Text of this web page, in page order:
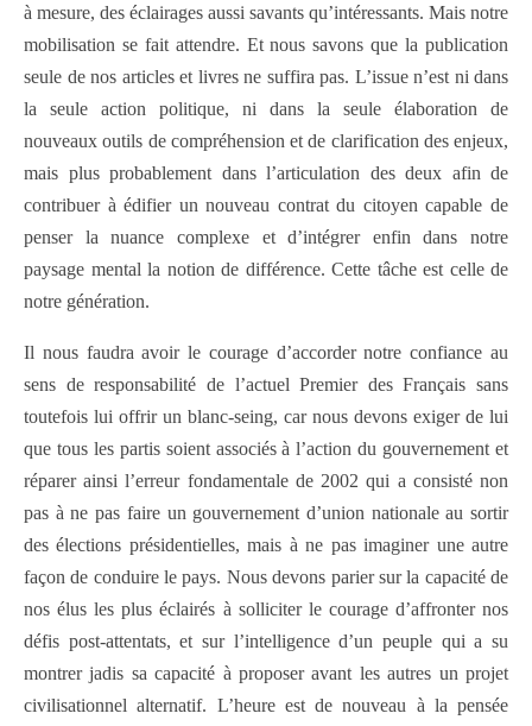
à mesure, des éclairages aussi savants qu’intéressants. Mais notre
mobilisation se fait attendre. Et nous savons que la publication
seule de nos articles et livres ne suffira pas. L’issue n’est ni dans
la seule action politique, ni dans la seule élaboration de
nouveaux outils de compréhension et de clarification des enjeux,
mais plus probablement dans l’articulation des deux afin de
contribuer à édifier un nouveau contrat du citoyen capable de
penser la nuance complexe et d’intégrer enfin dans notre
paysage mental la notion de différence. Cette tâche est celle de
notre génération.
Il nous faudra avoir le courage d’accorder notre confiance au
sens de responsabilité de l’actuel Premier des Français sans
toutefois lui offrir un blanc-seing, car nous devons exiger de lui
que tous les partis soient associés à l’action du gouvernement et
réparer ainsi l’erreur fondamentale de 2002 qui a consisté non
pas à ne pas faire un gouvernement d’union nationale au sortir
des élections présidentielles, mais à ne pas imaginer une autre
façon de conduire le pays. Nous devons parier sur la capacité de
nos élus les plus éclairés à solliciter le courage d’affronter nos
défis post-attentats, et sur l’intelligence d’un peuple qui a su
montrer jadis sa capacité à proposer avant les autres un projet
civilisationnel alternatif. L’heure est de nouveau à la pensée